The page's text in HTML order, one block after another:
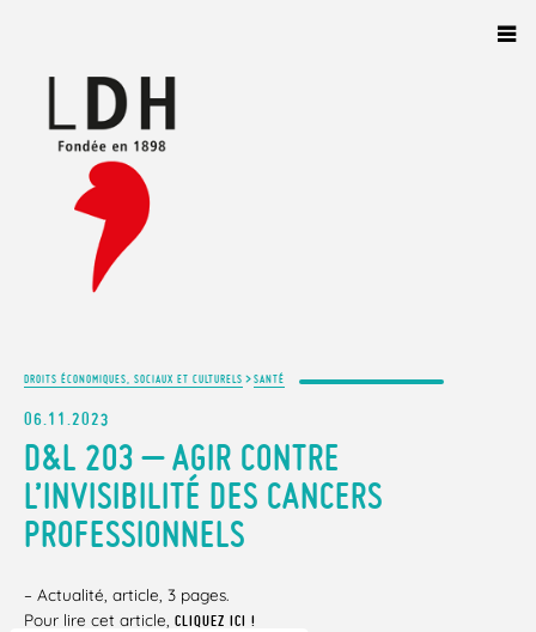
DROITS ÉCONOMIQUES, SOCIAUX ET CULTURELS >SANTÉ
06.11.2023
D&L 203 – AGIR CONTRE
L’INVISIBILITÉ DES CANCERS
PROFESSIONNELS
– Actualité, article, 3 pages.
Pour lire cet article, CLIQUEZ ICI !